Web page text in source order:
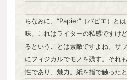
ちなみに、“Papier”（パピエ）と
味。これはライターの私感ですけ
るということは素敵ですよね。サ
にフィジカルでモノを残す。それ
性であり、魅力。紙を指で触った